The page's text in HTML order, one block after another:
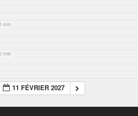
min
min
11 FÉVRIER 2027